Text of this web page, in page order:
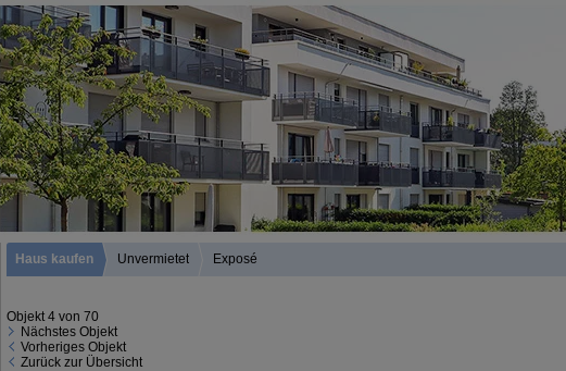
Haus kaufen Unvermietet Exposé
Objekt 4 von 70
Nächstes Objekt
Vorheriges Objekt
Zurück zur Übersicht